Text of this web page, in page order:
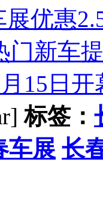
优惠
门新车
15日
标签：
车展 长